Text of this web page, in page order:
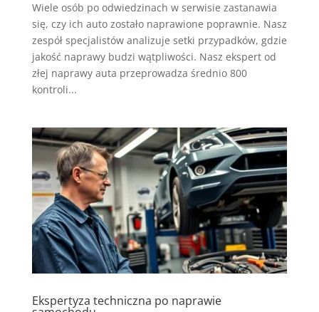
Wiele osób po odwiedzinach w serwisie zastanawia
się, czy ich auto zostało naprawione poprawnie. Nasz
zespół specjalistów analizuje setki przypadków, gdzie
jakość naprawy budzi wątpliwości. Nasz ekspert od
złej naprawy auta przeprowadza średnio 800
kontroli...
Ekspertyza techniczna po naprawie